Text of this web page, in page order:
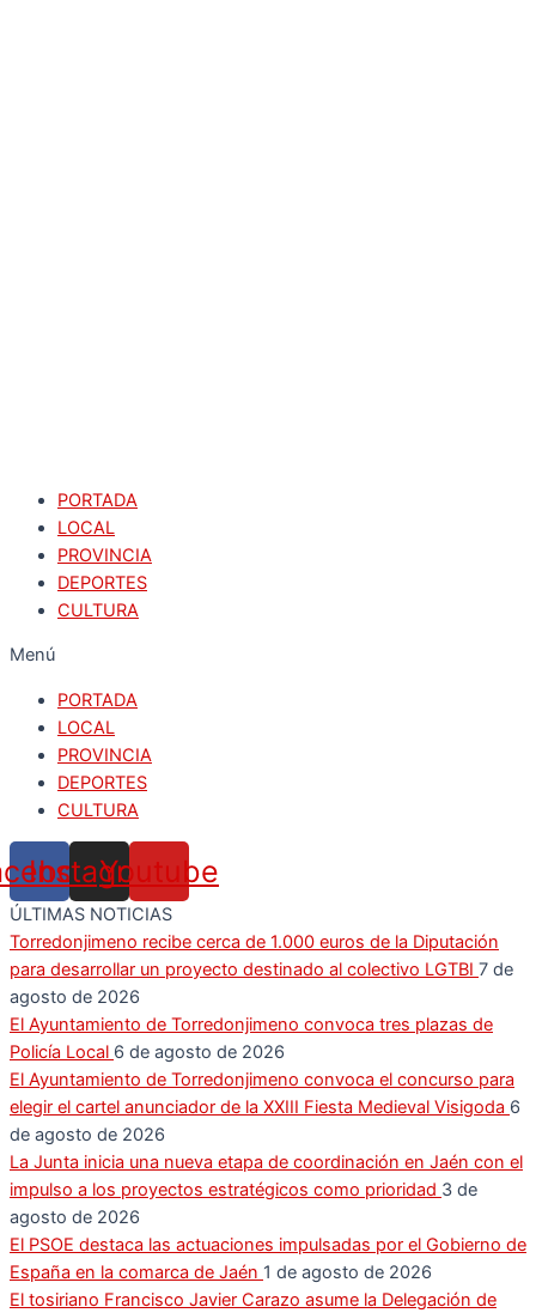
PORTADA
LOCAL
PROVINCIA
DEPORTES
CULTURA
Menú
PORTADA
LOCAL
PROVINCIA
DEPORTES
CULTURA
Instagram
Youtube
ÚLTIMAS NOTICIAS
Torredonjimeno recibe cerca de 1.000 euros de la Diputación
para desarrollar un proyecto destinado al colectivo LGTBI 7 de
agosto de 2026
El Ayuntamiento de Torredonjimeno convoca tres plazas de
Policía Local 6 de agosto de 2026
El Ayuntamiento de Torredonjimeno convoca el concurso para
elegir el cartel anunciador de la XXIII Fiesta Medieval Visigoda 6
de agosto de 2026
La Junta inicia una nueva etapa de coordinación en Jaén con el
impulso a los proyectos estratégicos como prioridad 3 de
agosto de 2026
El PSOE destaca las actuaciones impulsadas por el Gobierno de
España en la comarca de Jaén 1 de agosto de 2026
El tosiriano Francisco Javier Carazo asume la Delegación de